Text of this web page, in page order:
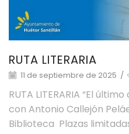
RUTA LITERARIA
11 de septiembre de 2025 /
RUTA LITERARIA “El
con Antonio Callejón
Biblioteca Plazas